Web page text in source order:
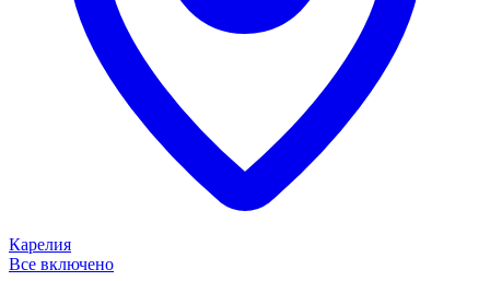
Карелия
Все включено